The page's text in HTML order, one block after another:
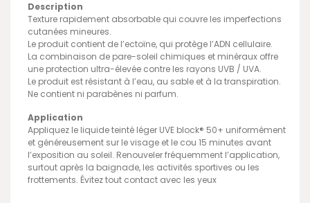
Description
Texture rapidement absorbable qui couvre les imperfections
cutanées mineures.
Le produit contient de l’ectoïne, qui protège l’ADN cellulaire.
La combinaison de pare-soleil chimiques et minéraux offre
une protection ultra-élevée contre les rayons UVB / UVA.
Le produit est résistant à l’eau, au sable et à la transpiration.
Ne contient ni parabènes ni parfum.
Application
Appliquez le liquide teinté léger UVE block® 50+ uniformément
et généreusement sur le visage et le cou 15 minutes avant
l’exposition au soleil. Renouveler fréquemment l’application,
surtout après la baignade, les activités sportives ou les
frottements. Évitez tout contact avec les yeux